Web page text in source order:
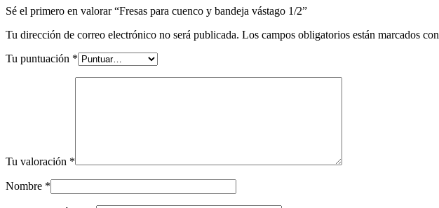
Sé el primero en valorar “Fresas para cuenco y bandeja vástago 1/2”
Tu dirección de correo electrónico no será publicada. Los campos obligatorios están marcados con
Tu puntuación *
Tu valoración *
Nombre *